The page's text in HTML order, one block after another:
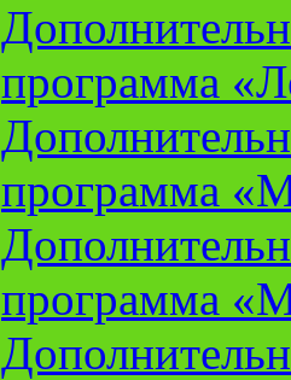
программа
программа
программа